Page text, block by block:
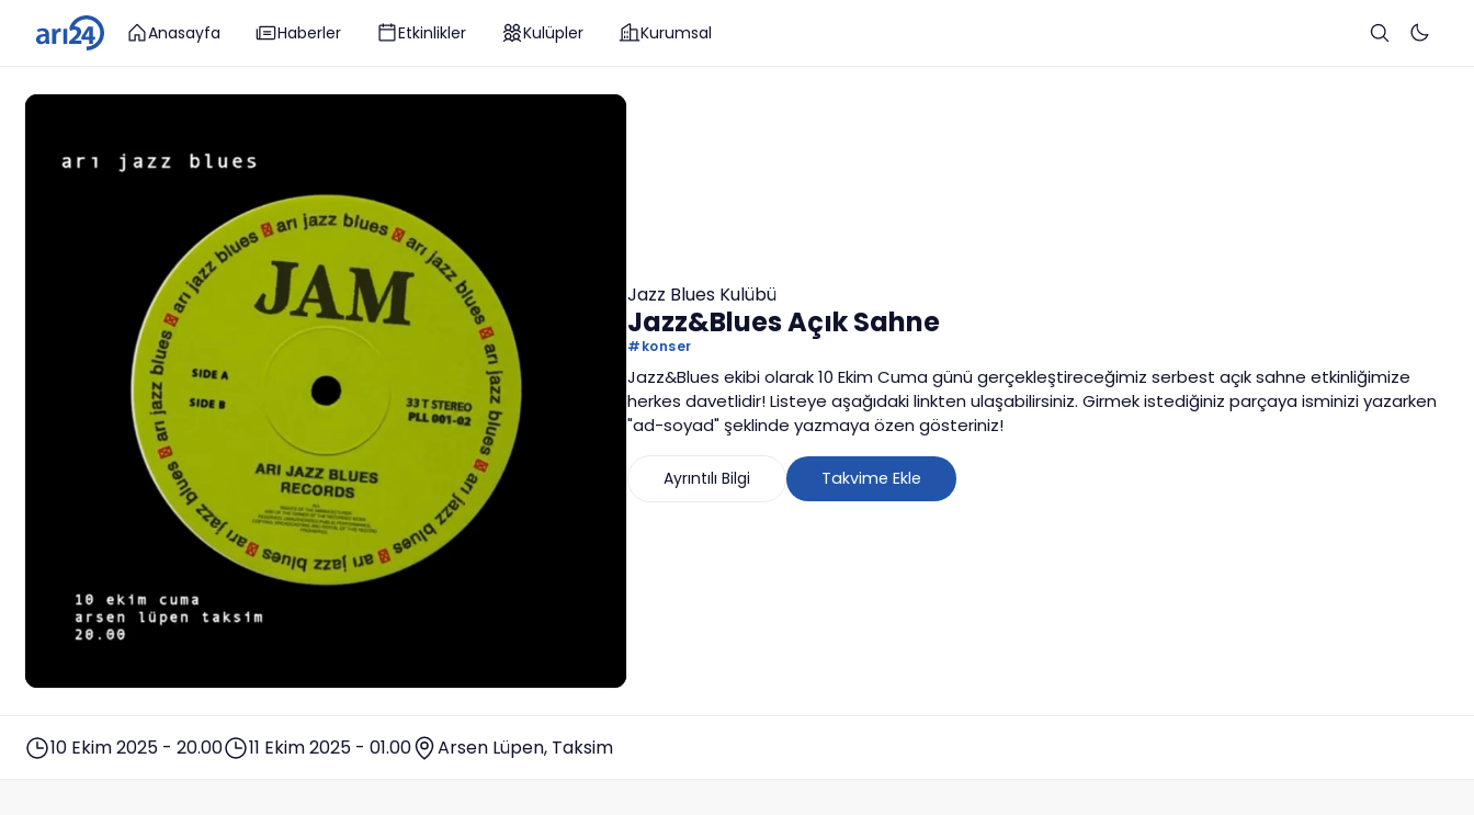
Anasayfa Haberler Etkinlikler Kulüpler Kurumsal
Jazz Blues Kulübü
Jazz&Blues Açık Sahne
#konser
Jazz&Blues ekibi olarak 10 Ekim Cuma günü gerçekleştireceğimiz serbest açık sahne etkinliğimize
herkes davetlidir! Listeye aşağıdaki linkten ulaşabilirsiniz. Girmek istediğiniz parçaya isminizi yazarken
"ad-soyad" şeklinde yazmaya özen gösteriniz!
Ayrıntılı Bilgi Takvime Ekle
10 Ekim 2025 - 20.00 11 Ekim 2025 - 01.00 Arsen Lüpen, Taksim